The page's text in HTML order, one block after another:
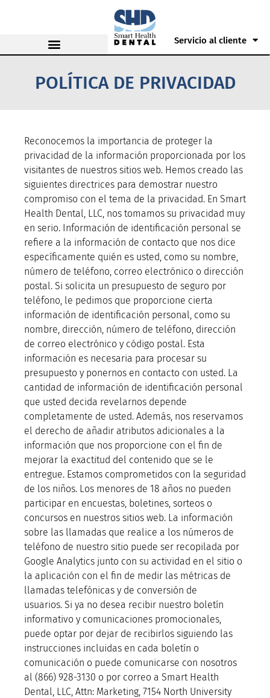
Servicio al cliente
POLÍTICA DE PRIVACIDAD
Reconocemos la importancia de proteger la
privacidad de la información proporcionada por los
visitantes de nuestros sitios web. Hemos creado las
siguientes directrices para demostrar nuestro
compromiso con el tema de la privacidad. En Smart
Health Dental, LLC, nos tomamos su privacidad muy
en serio. Información de identificación personal se
refiere a la información de contacto que nos dice
específicamente quién es usted, como su nombre,
número de teléfono, correo electrónico o dirección
postal. Si solicita un presupuesto de seguro por
teléfono, le pedimos que proporcione cierta
información de identificación personal, como su
nombre, dirección, número de teléfono, dirección
de correo electrónico y código postal. Esta
información es necesaria para procesar su
presupuesto y ponernos en contacto con usted. La
cantidad de información de identificación personal
que usted decida revelarnos depende
completamente de usted. Además, nos reservamos
el derecho de añadir atributos adicionales a la
información que nos proporcione con el fin de
mejorar la exactitud del contenido que se le
entregue. Estamos comprometidos con la seguridad
de los niños. Los menores de 18 años no pueden
participar en encuestas, boletines, sorteos o
concursos en nuestros sitios web. La información
sobre las llamadas que realice a los números de
teléfono de nuestro sitio puede ser recopilada por
Google Analytics junto con su actividad en el sitio o
la aplicación con el fin de medir las métricas de
llamadas telefónicas y de conversión de
usuarios. Si ya no desea recibir nuestro boletín
informativo y comunicaciones promocionales,
puede optar por dejar de recibirlos siguiendo las
instrucciones incluidas en cada boletín o
comunicación o puede comunicarse con nosotros
al (866) 928-3130 o por correo a Smart Health
Dental, LLC, Attn: Marketing, 7154 North University